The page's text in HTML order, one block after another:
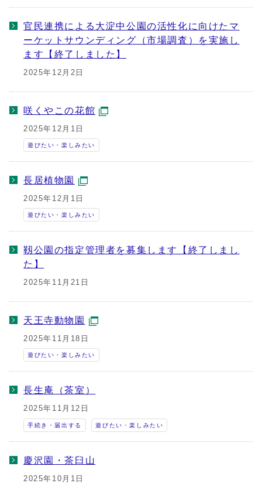
官民連携による大淀中公園の活性化に向けたマ
ーケットサウンディング（市場調査）を実施し
ます【終了しました】
2025年12月2日
咲くやこの花館
2025年12月1日
遊びたい・楽しみたい
長居植物園
2025年12月1日
遊びたい・楽しみたい
靱公園の指定管理者を募集します【終了しまし
た】
2025年11月21日
天王寺動物園
2025年11月18日
遊びたい・楽しみたい
長生庵（茶室）
2025年11月12日
手続き・届出する 遊びたい・楽しみたい
慶沢園・茶臼山
2025年10月1日